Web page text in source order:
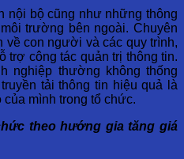
nội bộ cũng như những thông
trường bên ngoài. Chuyên
con người và các quy trình,
công tác quản trị thông tin.
nghiệp thường không thống
tải thông tin hiệu quả là
mình trong tổ chức.
theo hướng gia tăng giá